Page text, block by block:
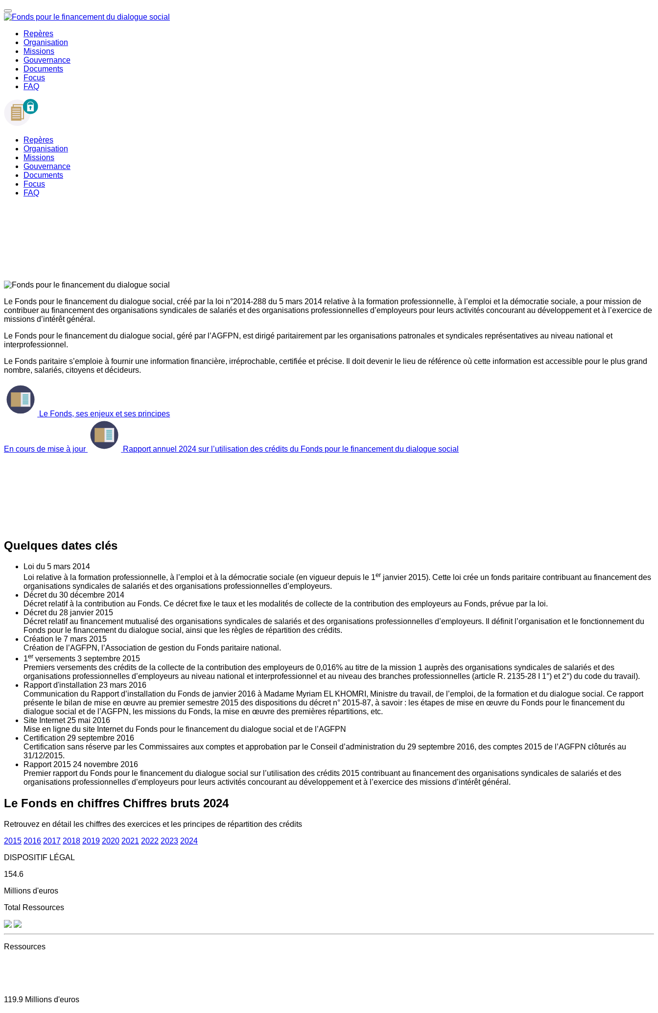
Repères
Organisation
Missions
Gouvernance
Documents
Focus
FAQ
Repères
Organisation
Missions
Gouvernance
Documents
Focus
FAQ
Le Fonds pour le financement du dialogue social, créé par la loi n°2014-288 du 5 mars 2014 relative à la formation professionnelle, à l’emploi et la démocratie sociale, a pour mission de
contribuer au financement des organisations syndicales de salariés et des organisations professionnelles d’employeurs pour leurs activités concourant au développement et à l’exercice de
missions d’intérêt général.
Le Fonds pour le financement du dialogue social, géré par l’AGFPN, est dirigé paritairement par les organisations patronales et syndicales représentatives au niveau national et
interprofessionnel.
Le Fonds paritaire s’emploie à fournir une information financière, irréprochable, certifiée et précise. Il doit devenir le lieu de référence où cette information est accessible pour le plus grand
nombre, salariés, citoyens et décideurs.
Le Fonds, ses enjeux et ses principes
En cours de mise à jour Rapport annuel 2024 sur l’utilisation des crédits du Fonds pour le financement du dialogue social
Quelques dates clés
Loi du 5 mars 2014
Loi relative à la formation professionnelle, à l’emploi et à la démocratie sociale (en vigueur depuis le 1er janvier 2015). Cette loi crée un fonds paritaire contribuant au financement des
organisations syndicales de salariés et des organisations professionnelles d’employeurs.
Décret du 30 décembre 2014
Décret relatif à la contribution au Fonds. Ce décret fixe le taux et les modalités de collecte de la contribution des employeurs au Fonds, prévue par la loi.
Décret du 28 janvier 2015
Décret relatif au financement mutualisé des organisations syndicales de salariés et des organisations professionnelles d’employeurs. Il définit l’organisation et le fonctionnement du
Fonds pour le financement du dialogue social, ainsi que les règles de répartition des crédits.
Création le 7 mars 2015
Création de l’AGFPN, l’Association de gestion du Fonds paritaire national.
1er versements 3 septembre 2015
Premiers versements des crédits de la collecte de la contribution des employeurs de 0,016% au titre de la mission 1 auprès des organisations syndicales de salariés et des
organisations professionnelles d’employeurs au niveau national et interprofessionnel et au niveau des branches professionnelles (article R. 2135‐28 I 1°) et 2°) du code du travail).
Rapport d'installation 23 mars 2016
Communication du Rapport d’installation du Fonds de janvier 2016 à Madame Myriam EL KHOMRI, Ministre du travail, de l’emploi, de la formation et du dialogue social. Ce rapport
présente le bilan de mise en œuvre au premier semestre 2015 des dispositions du décret n° 2015-87, à savoir : les étapes de mise en œuvre du Fonds pour le financement du
dialogue social et de l’AGFPN, les missions du Fonds, la mise en œuvre des premières répartitions, etc.
Site Internet 25 mai 2016
Mise en ligne du site Internet du Fonds pour le financement du dialogue social et de l’AGFPN
Certification 29 septembre 2016
Certification sans réserve par les Commissaires aux comptes et approbation par le Conseil d’administration du 29 septembre 2016, des comptes 2015 de l’AGFPN clôturés au
31/12/2015.
Rapport 2015 24 novembre 2016
Premier rapport du Fonds pour le financement du dialogue social sur l’utilisation des crédits 2015 contribuant au financement des organisations syndicales de salariés et des
organisations professionnelles d’employeurs pour leurs activités concourant au développement et à l’exercice des missions d’intérêt général.
Le Fonds en chiffres Chiffres bruts 2024
Retrouvez en détail les chiffres des exercices et les principes de répartition des crédits
2015 2016 2017 2018 2019 2020 2021 2022 2023 2024
DISPOSITIF LÉGAL
154.6
Millions d'euros
Total Ressources
Ressources
119.9 Millions d'euros